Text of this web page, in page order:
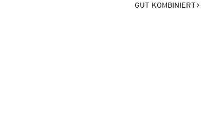
GUT KOMBINIERT